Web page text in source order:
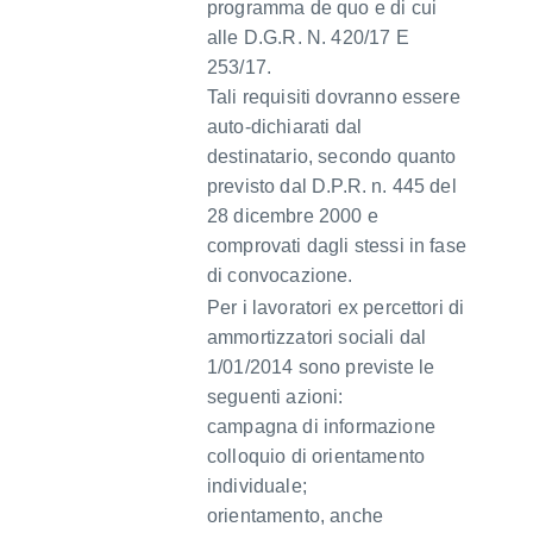
programma de quo e di cui
alle D.G.R. N. 420/17 E
253/17.
Tali requisiti dovranno essere
auto-dichiarati dal
destinatario, secondo quanto
previsto dal D.P.R. n. 445 del
28 dicembre 2000 e
comprovati dagli stessi in fase
di convocazione.
Per i lavoratori ex percettori di
ammortizzatori sociali dal
1/01/2014 sono previste le
seguenti azioni:
campagna di informazione
colloquio di orientamento
individuale;
orientamento, anche